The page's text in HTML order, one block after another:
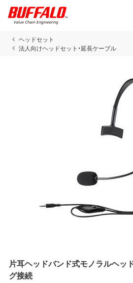
ヘッドセット
法人向けヘッドセット・延長ケーブル
片耳ヘッドバンド式モノラルヘッ
グ接続